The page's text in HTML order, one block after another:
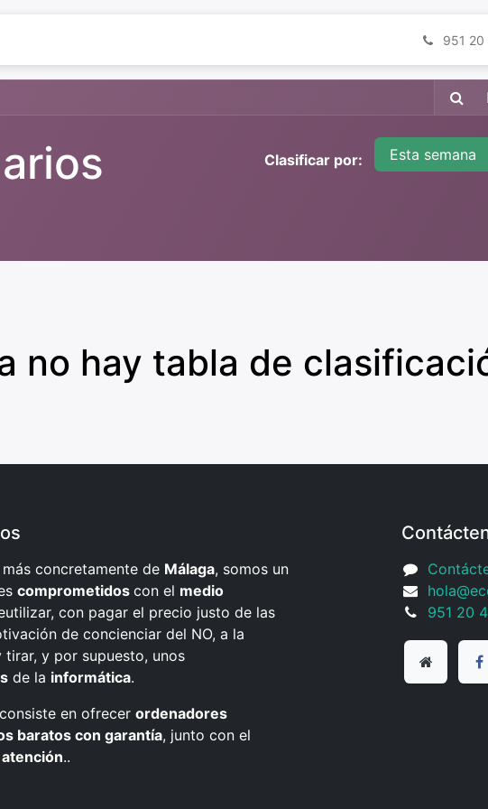
951
Clasificar por: Esta semana
no hay tabla de
concretamente de Málaga, somos un
comprometidos con el medio
con pagar el precio justo de las
de concienciar del NO, a la
tirar, y por supuesto, unos
de la informática.
en ofrecer ordenadores
baratos con garantía, junto con el
..
951 20